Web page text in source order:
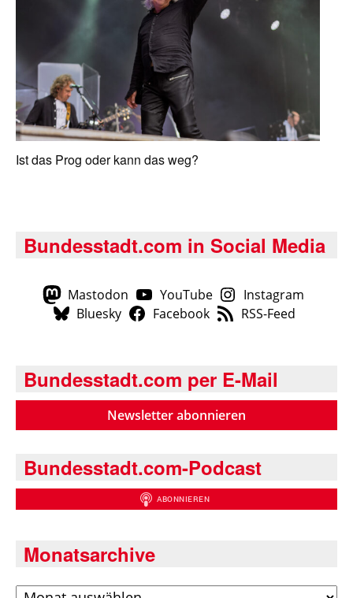
Ist das Prog oder kann das weg?
Bundesstadt.com in Social Media
Mastodon YouTube
Instagram
Bluesky
Facebook RSS-Feed
Bundesstadt.com per E-Mail
Newsletter abonnieren
Bundesstadt.com-Podcast
Monatsarchive
Archiv